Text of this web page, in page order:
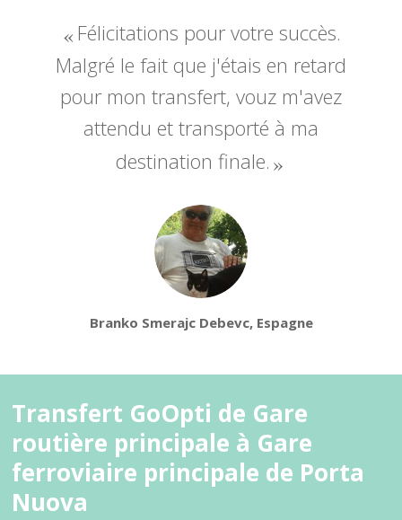
Félicitations pour votre succès.
Malgré le fait que j'étais en retard
pour mon transfert, vouz m'avez
attendu et transporté à ma
destination finale.
Branko Smerajc Debevc, Espagne
Transfert GoOpti de Gare
routière principale à Gare
ferroviaire principale de Porta
Nuova